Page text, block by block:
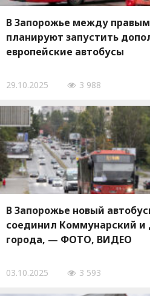
В Запорожье между
планируют запустить
европейские автобусы
29.10.2025 3 988
В Запорожье новый
соединил Коммунарский и
города, — ФОТО, ВИДЕО
03.10.2025 3 593